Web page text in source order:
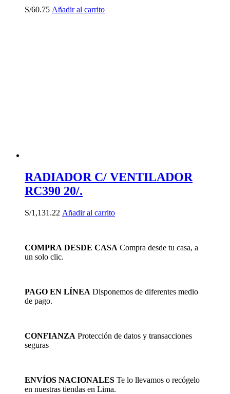
S/60.75 Añadir al carrito
RADIADOR C/ VENTILADOR
RC390 20/.
S/1,131.22 Añadir al carrito
COMPRA DESDE CASA Compra desde tu casa, a
un solo clic.
PAGO EN LÍNEA Disponemos de diferentes medio
de pago.
CONFIANZA Protección de datos y transacciones
seguras
ENVÍOS NACIONALES Te lo llevamos o recógelo
en nuestras tiendas en Lima.